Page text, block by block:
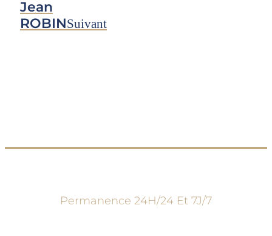
Jean
ROBINSuivant
Permanence 24H/24 Et 7J/7